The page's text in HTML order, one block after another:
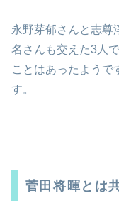
永野芽郁さんと志尊
名さんも交えた3人
ことはあったようで
す。
菅田将暉とは